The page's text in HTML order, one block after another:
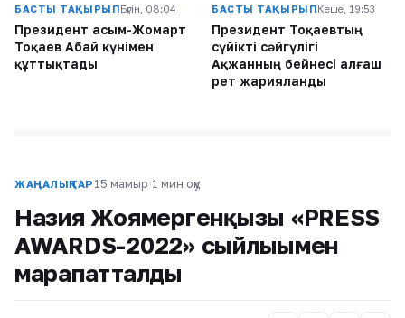
БАСТЫ ТАҚЫРЫПБүгін, 08:04
Президент Қасым-Жомарт
Тоқаев Абай күнімен
құттықтады
БАСТЫ ТАҚЫРЫПКеше, 19:53
Президент Тоқаевтың
сүйікті сәйгүлігі
Ақжанның бейнесі алғаш
рет жарияланды
ЖАҢАЛЫҚТАР 15 мамыр·1 мин оқу
Назия Жоямергенқызы «PRESS
AWARDS-2022» сыйлығымен
марапатталды